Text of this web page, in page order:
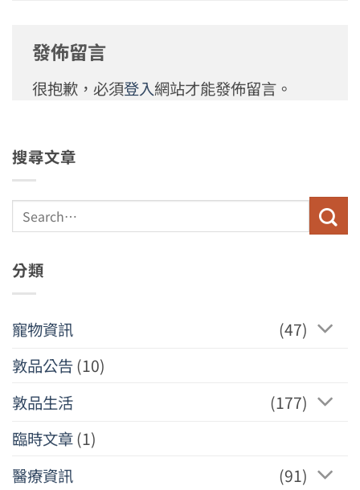
發佈留言
很抱歉，必須登入網站才能發佈留言。
搜尋文章
分類
寵物資訊
(47)
敦品公告(10)
敦品生活
(177)
臨時文章(1)
醫療資訊
(91)